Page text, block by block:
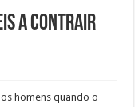
a contrair
homens quando o